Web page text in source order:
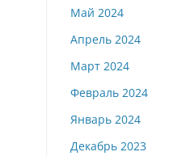
Май 2024
Апрель 2024
Март 2024
Февраль 2024
Январь 2024
Декабрь 2023